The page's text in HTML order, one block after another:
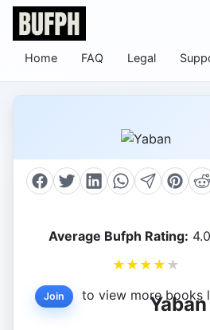
Home FAQ Legal
Average Bufph Rating:
★ ★ ★ ★ ★
Join to view more books
Yaban